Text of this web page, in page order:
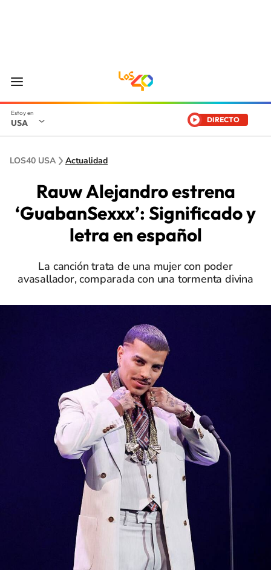
USA DIRECTO
LOS40 USA Actualidad
Rauw Alejandro estrena
‘GuabanSexxx’: Significado y
letra en español
La canción trata de una mujer con poder
avasallador, comparada con una tormenta divina